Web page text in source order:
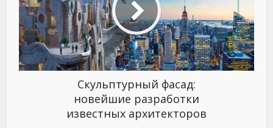
Скульптурный фасад:
новейшие разработки
известных архитекторов